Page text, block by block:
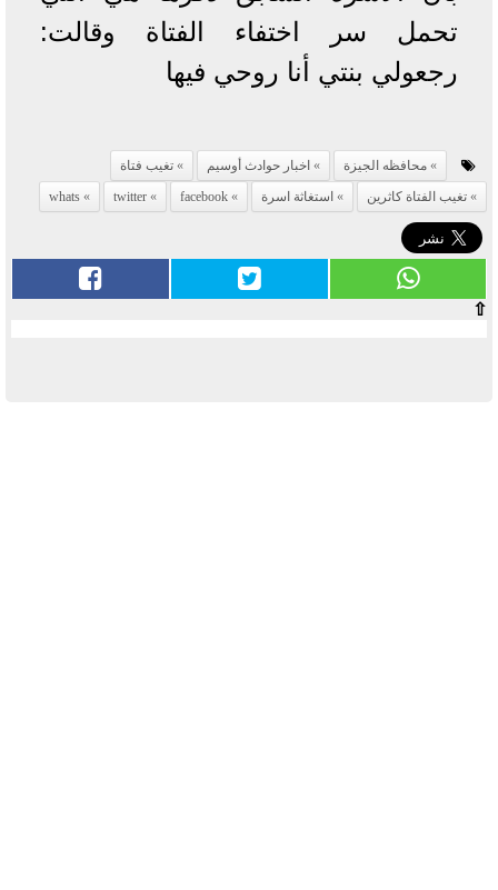
تحمل سر اختفاء الفتاة وقالت:
رجعولي بنتي أنا روحي فيها
محافظه الجيزة اخبار حوادث أوسيم
تغيب فتاة
تغيب الفتاة كاثرين
استغاثة اسرة facebook
twitter
whats
⇧